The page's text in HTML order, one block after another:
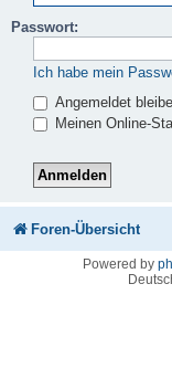
Passwort:
Ich habe mein
Angemeldet
Meinen Online-
Foren-Übersicht
Powered by